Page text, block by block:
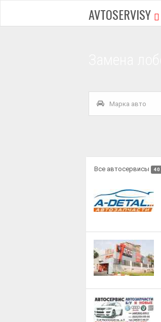
AVTOSERVISY
Марка авто
Все автосервисы 40